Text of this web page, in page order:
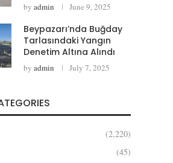
by admin June 9, 2025
Beypazarı’nda Buğday
Tarlasındaki Yangın
Denetim Altına Alındı
by admin July 7, 2025
(2,220)
(45)